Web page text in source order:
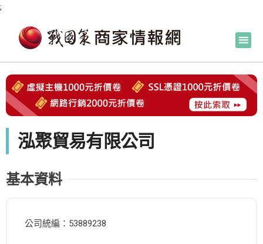
;
泓聚貿易有限公司
基本資料
公司統編：53889238